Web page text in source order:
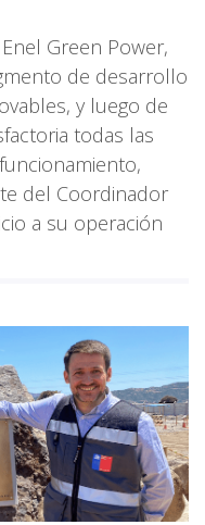
Green Power,
de desarrollo
y luego de
todas las
del Coordinador
a su operación